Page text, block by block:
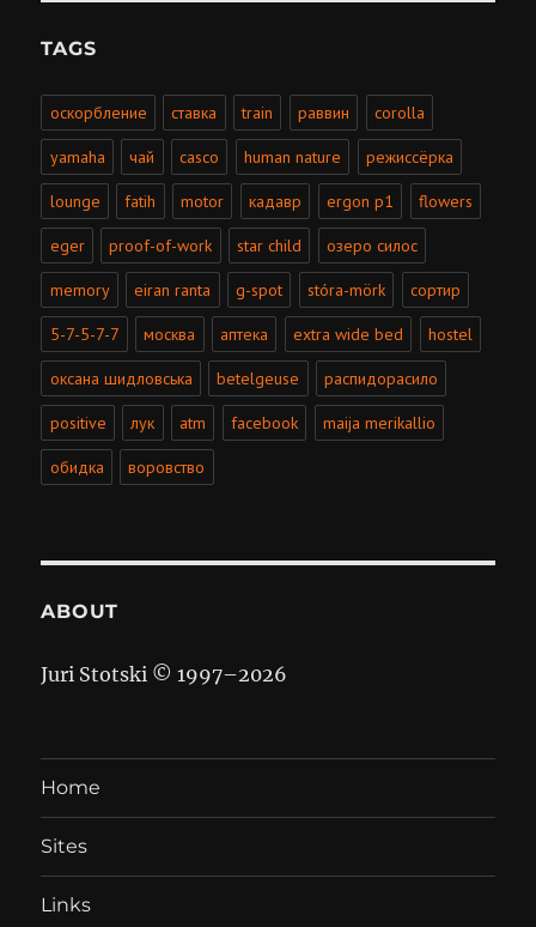
TAGS
оскорбление ставка train раввин corolla
yamaha чай casco human nature режиссёрка
lounge fatih motor кадавр ergon p1 flowers
eger proof-of-work star child озеро силос
memory eiran ranta g-spot stóra-mörk сортир
5-7-5-7-7 москва аптека extra wide bed hostel
оксана шидловська betelgeuse распидорасило
positive лук atm facebook maija merikallio
обидка воровство
ABOUT
Juri Stotski © 1997–2026
Home
Sites
Links